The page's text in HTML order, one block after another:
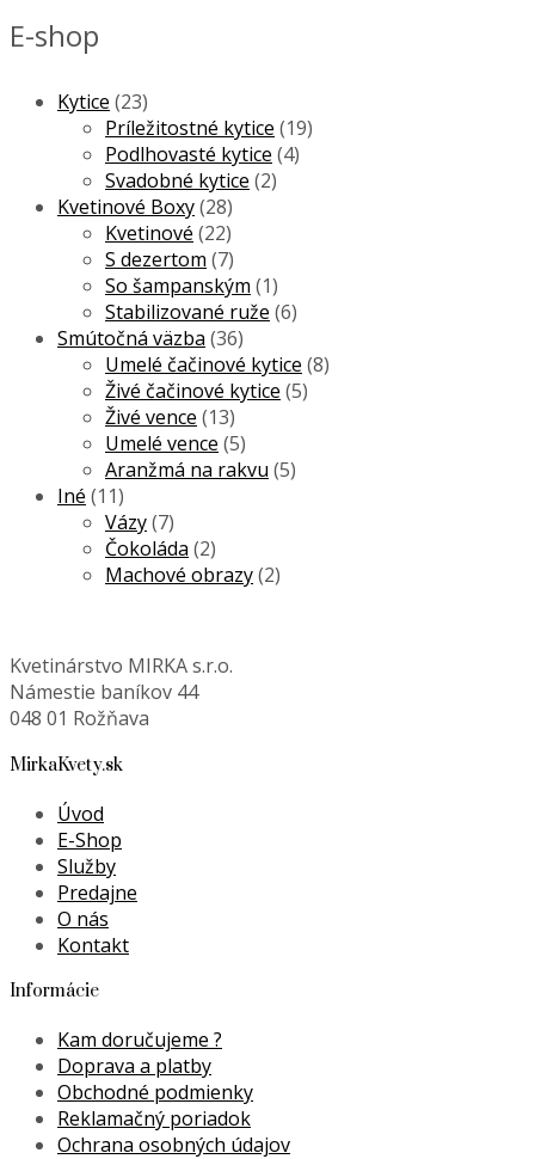
E-shop
Kytice (23)
Príležitostné kytice (19)
Podlhovasté kytice (4)
Svadobné kytice (2)
Kvetinové Boxy(28)
Kvetinové (22)
S dezertom (7)
So šampanským (1)
Stabilizované ruže (6)
Smútočná väzba (36)
Umelé čačinové kytice (8)
Živé čačinové kytice (5)
Živé vence (13)
Umelé vence (5)
Aranžmá na rakvu (5)
Iné (11)
Vázy(7)
Čokoláda (2)
Machové obrazy(2)
Kvetinárstvo MIRKA s.r.o.
Námestie baníkov 44
048 01 Rožňava
MirkaKvety.sk
Úvod
E-Shop
Služby
Predajne
O nás
Kontakt
Informácie
Kam doručujeme ?
Doprava a platby
Obchodné podmienky
Reklamačný poriadok
Ochrana osobných údajov